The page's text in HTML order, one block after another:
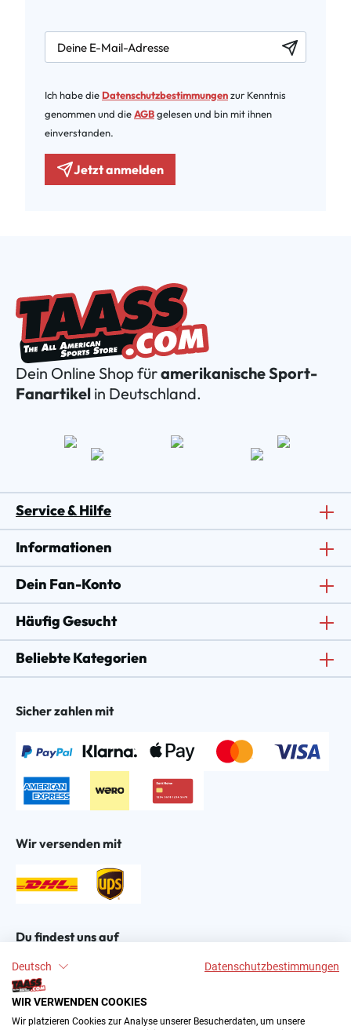
Deutsch Datenschutzbestimmungen
WIR VERWENDEN COOKIES
Wir platzieren Cookies zur Analyse unserer Besucherdaten, um unsere
newsletter.labelEmail
Ich habe die Datenschutzbestimmungenzur Kenntnis
genommen und dieAGBgelesen und bin mit ihnen
einverstanden.
Jetzt anmelden
Dein Online Shop füramerikanische Sport-
Fanartikel in Deutschland.
Service & Hilfe
Informationen
Dein Fan-Konto
Häufig Gesucht
Beliebte Kategorien
Sicher zahlen mit
Wir versenden mit
Du findest uns auf